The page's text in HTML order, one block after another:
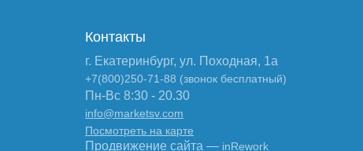
Контакты
г. Екатеринбург, ул. Походная, 1а
+7(800)250-71-88 (звонок бесплатный)
Пн-Вс 8:30 - 20.30
info@marketsv.com
Посмотреть на карте
Продвижение сайта — inRework